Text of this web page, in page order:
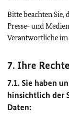
Bitte beachten Sie,
Presse- und
Verantwortliche im
7. Ihre Rechte
7.1. Sie haben
hinsichtlich der
Daten: